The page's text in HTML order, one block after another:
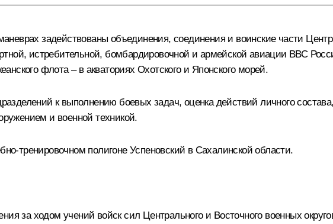
задействованы объединения, соединения и воинские части
истребительной, бомбардировочной и армейской авиации ВВС
флота – в акваториях Охотского и Японского морей.
к выполнению боевых задач, оценка действий личного
и военной техникой.
тренировочном полигоне Успеновский в Сахалинской области.
за ходом учений войск сил Центрального и Восточного военных